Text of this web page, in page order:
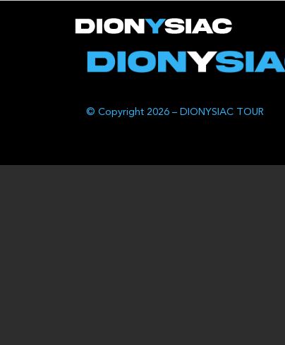
© Copyright 2026 – DIONYSIAC TOUR